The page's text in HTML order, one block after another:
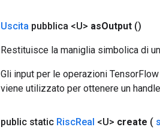
Uscita pubblica <U> asOutput ()
Restituisce la maniglia simbolica di
Gli input per le operazioni
viene utilizzato per ottenere un
public static RiscReal <U> create (